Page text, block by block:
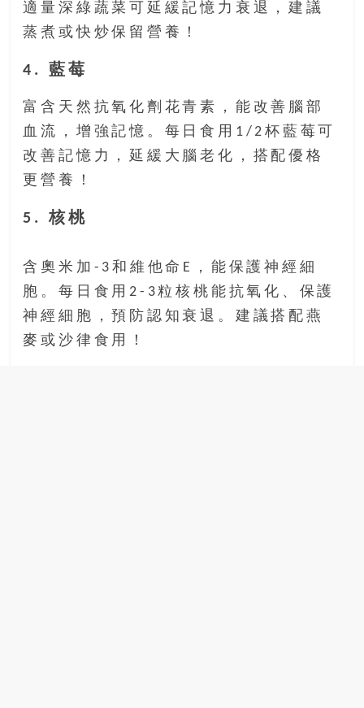
適量深綠蔬菜可延緩記憶力衰退，建議
蒸煮或快炒保留營養！
4. 藍莓
富含天然抗氧化劑花青素，能改善腦部
血流，增強記憶。每日食用1/2杯藍莓可
改善記憶力，延緩大腦老化，搭配優格
更營養！
5. 核桃
含奧米加-3和維他命E，能保護神經細
胞。每日食用2-3粒核桃能抗氧化、保護
神經細胞，預防認知衰退。建議搭配燕
麥或沙律食用！